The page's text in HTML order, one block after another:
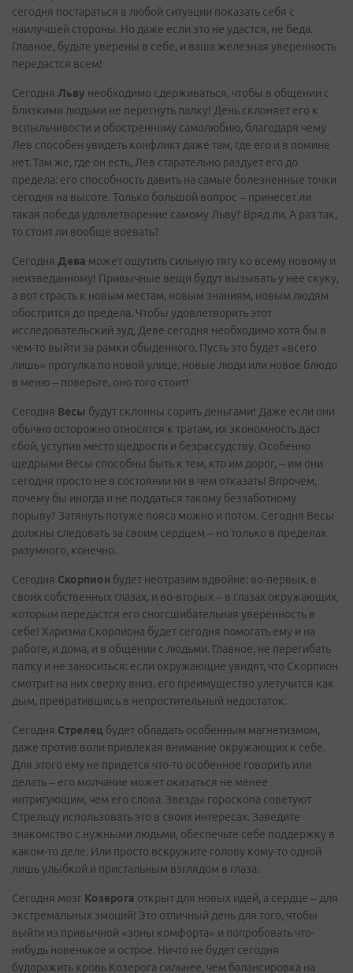
сегодня постараться в любой ситуации показать себя с
наилучшей стороны. Но даже если это не удастся, не беда.
Главное, будьте уверены в себе, и ваша железная уверенность
передастся всем!
Сегодня Льву необходимо сдерживаться, чтобы в общении с
близкими людьми не перегнуть палку! День склоняет его к
вспыльчивости и обостренному самолюбию, благодаря чему
Лев способен увидеть конфликт даже там, где его и в помине
нет. Там же, где он есть, Лев старательно раздует его до
предела: его способность давить на самые болезненные точки
сегодня на высоте. Только большой вопрос – принесет ли
такая победа удовлетворение самому Льву? Вряд ли. А раз так,
то стоит ли вообще воевать?
Сегодня Дева может ощутить сильную тягу ко всему новому и
неизведанному! Привычные вещи будут вызывать у нее скуку,
а вот страсть к новым местам, новым знаниям, новым людям
обострится до предела. Чтобы удовлетворить этот
исследовательский зуд, Деве сегодня необходимо хотя бы в
чем-то выйти за рамки обыденного. Пусть это будет «всего
лишь» прогулка по новой улице, новые люди или новое блюдо
в меню – поверьте, оно того стоит!
Сегодня Весы будут склонны сорить деньгами! Даже если они
обычно осторожно относятся к тратам, их экономность даст
сбой, уступив место щедрости и безрассудству. Особенно
щедрыми Весы способны быть к тем, кто им дорог, – им они
сегодня просто не в состоянии ни в чем отказать! Впрочем,
почему бы иногда и не поддаться такому беззаботному
порыву? Затянуть потуже пояса можно и потом. Сегодня Весы
должны следовать за своим сердцем – но только в пределах
разумного, конечно.
Сегодня Скорпион будет неотразим вдвойне: во-первых, в
своих собственных глазах, и во-вторых – в глазах окружающих,
которым передастся его сногсшибательная уверенность в
себе! Харизма Скорпиона будет сегодня помогать ему и на
работе, и дома, и в общении с людьми. Главное, не перегибать
палку и не заноситься: если окружающие увидят, что Скорпион
смотрит на них сверху вниз, его преимущество улетучится как
дым, превратившись в непростительный недостаток.
Сегодня Стрелец будет обладать особенным магнетизмом,
даже против воли привлекая внимание окружающих к себе.
Для этого ему не придется что-то особенное говорить или
делать – его молчание может оказаться не менее
интригующим, чем его слова. Звезды гороскопа советуют
Стрельцу использовать это в своих интересах. Заведите
знакомство с нужными людьми, обеспечьте себе поддержку в
каком-то деле. Или просто вскружите голову кому-то одной
лишь улыбкой и пристальным взглядом в глаза.
Сегодня мозг Козерога открыт для новых идей, а сердце – для
экстремальных эмоций! Это отличный день для того, чтобы
выйти из привычной «зоны комфорта» и попробовать что-
нибудь новенькое и острое. Ничто не будет сегодня
будоражить кровь Козерога сильнее, чем балансировка на